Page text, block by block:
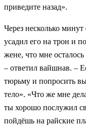
приведите назад».
Через несколько
усадил его на трон и
жене, что мне
– ответил вайшнав. –
тюрьму и попросить
тело». «Что же мне
ты хорошо послужил
пойдёшь на райские